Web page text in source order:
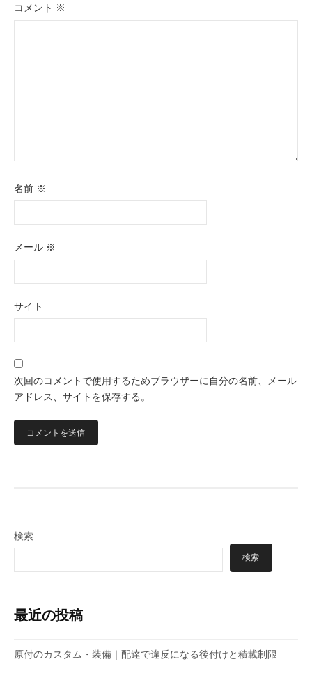
ョ
コメント ※
名前 ※
メール ※
サイト
次回のコメントで使用するためブラウザーに自分の名前、メール
アドレス、サイトを保存する。
検索
検索
最近の投稿
原付のカスタム・装備｜配達で違反になる後付けと積載制限